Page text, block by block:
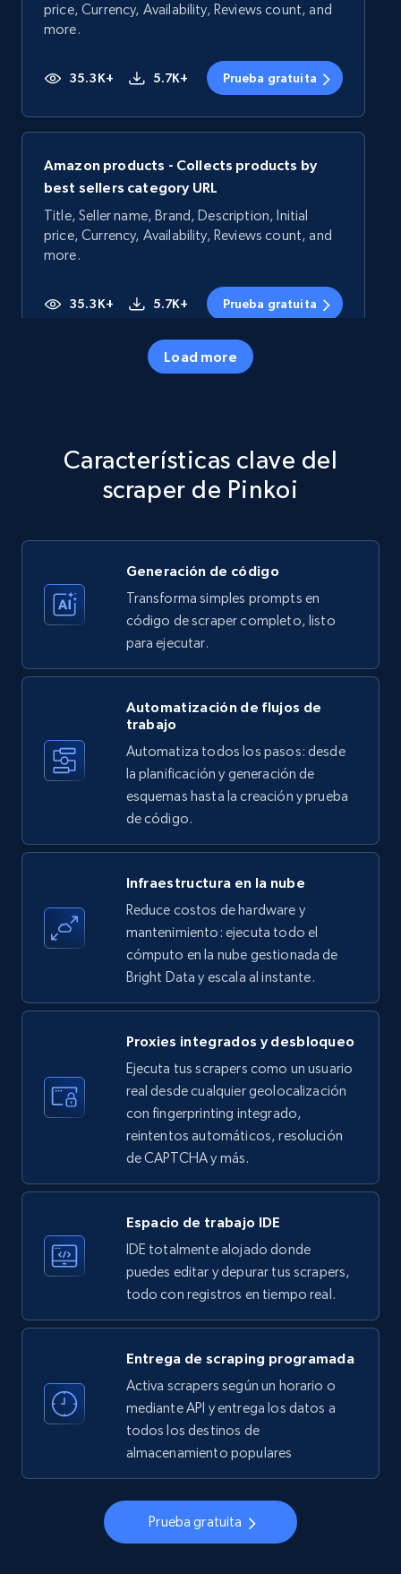
price, Currency, Availability, Reviews count, and
more.
35.3K+ 5.7K+ Prueba gratuita
Amazon products - Collects products by
best sellers category URL
Title, Seller name, Brand, Description, Initial
price, Currency, Availability, Reviews count, and
more.
35.3K+ 5.7K+ Prueba gratuita
price, Currency, Availability, Reviews count, and
Amazon products - Collects products by
specific keywords
Title, Seller name, Brand, Description, Initial
35.3K+ 5.7K+ Prueba gratuita
Amazon products - find products by using
Title, Seller name, Brand, Description, Initial
price, Currency, Availability, Reviews count, and
more.
5.7K+ Prueba gratuita
LinkedIn company information
ID, Name, Country code, Locations, Followers,
Employees in linkedin, About, Specialties, and
33.6K+ 3.5K+ Prueba gratuita
Instagram - Profiles
Account, Fbid, ID, Followers, Posts count, Is
business account, Is professional account, Is
22.4K+ 3.5K+ Prueba gratuita
Instagram - Profiles - Collect profile
information by user name
Account, Fbid, ID, Followers, Posts count, Is
business account, Is professional account, Is
Load more
Características clave del
scraper de Pinkoi
Generación de código
Transforma simples prompts en
código de scraper completo, listo
para ejecutar.
Automatización de flujos de
trabajo
Automatiza todos los pasos: desde
la planificación y generación de
esquemas hasta la creación y prueba
de código.
Infraestructura en la nube
Reduce costos de hardware y
mantenimiento: ejecuta todo el
cómputo en la nube gestionada de
Bright Data y escala al instante.
Proxies integrados y desbloqueo
Ejecuta tus scrapers como un usuario
real desde cualquier geolocalización
con fingerprinting integrado,
reintentos automáticos, resolución
de CAPTCHA y más.
Espacio de trabajo IDE
IDE totalmente alojado donde
puedes editar y depurar tus scrapers,
todo con registros en tiempo real.
Entrega de scraping programada
Activa scrapers según un horario o
mediante API y entrega los datos a
todos los destinos de
almacenamiento populares
Prueba gratuita